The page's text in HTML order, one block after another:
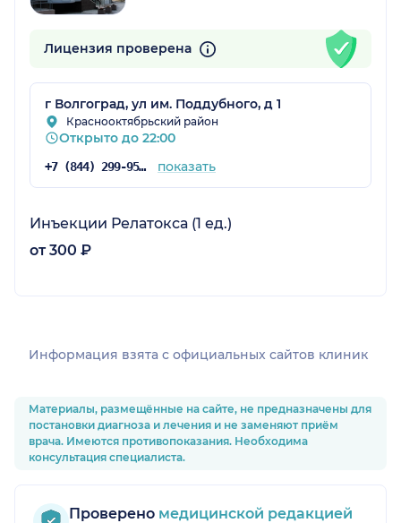
Лицензия проверена
г Волгоград, ул им. Поддубного, д 1
Краснооктябрьский район
Открыто до 22:00
+7 (844) 299-95-05 показать
Инъекции Релатокса (1 ед.)
от 300 ₽
Информация взята c официальных сайтов клиник
Материалы, размещённые на сайте, не предназначены для
постановки диагноза и лечения и не заменяют приём
врача. Имеются противопоказания. Необходима
консультация специалиста.
Проверено медицинской редакцией